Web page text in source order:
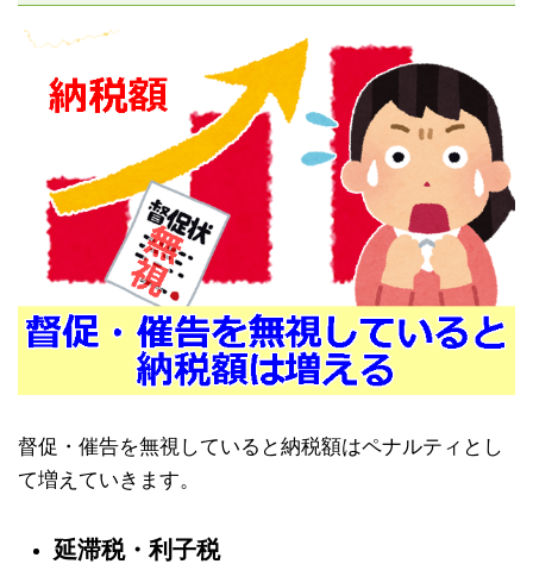
督促・催告を無視していると納税額はペナルティとし
て増えていきます。
延滞税・利子税